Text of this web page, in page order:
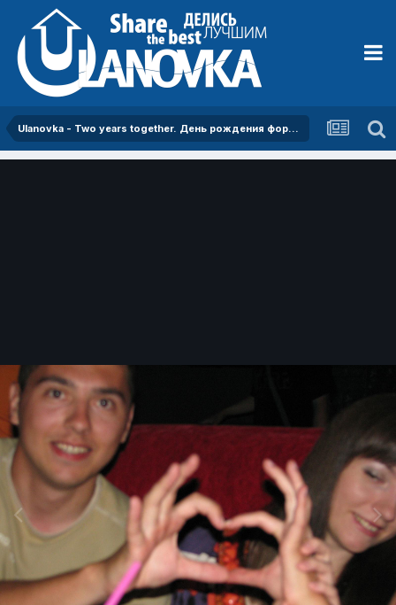
Ulanovka - Two years together. День рождения форума